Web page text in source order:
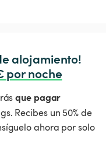
alojamiento!
por noche
que pagar
Recibes un 50% de
ahora por solo